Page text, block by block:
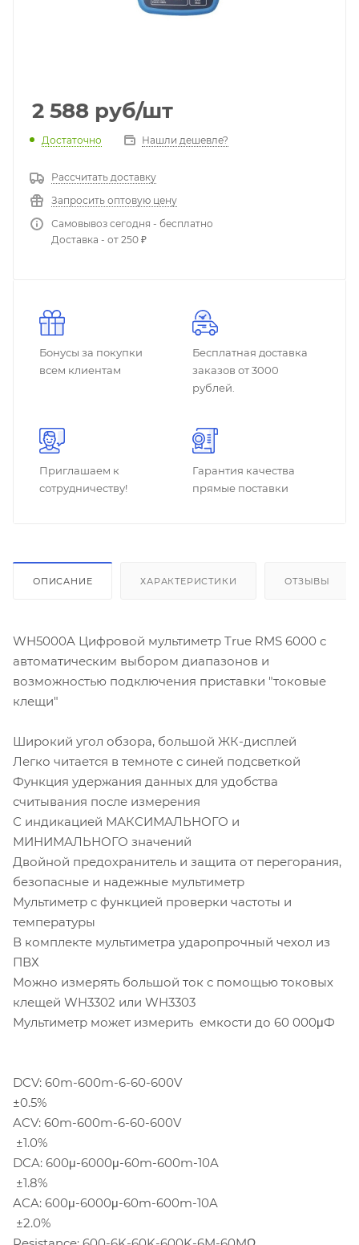
2 588 руб/шт
Достаточно Нашли дешевле?
Рассчитать доставку
Запросить оптовую цену
Самовывоз сегодня - бесплатно
Доставка - от 250 ₽
Бонусы за покупки
всем клиентам
Бесплатная доставка
заказов от 3000
рублей.
Приглашаем к
сотрудничеству!
Гарантия качества
прямые поставки
ОПИСАНИЕ ХАРАКТЕРИСТИКИ ОТЗЫВЫ
WH5000A Цифровой мультиметр True RMS 6000 с
автоматическим выбором диапазонов и
возможностью подключения приставки "токовые
клещи"
Широкий угол обзора, большой ЖК-дисплей
Легко читается в темноте с синей подсветкой
Функция удержания данных для удобства
считывания после измерения
С индикацией МАКСИМАЛЬНОГО и
МИНИМАЛЬНОГО значений
Двойной предохранитель и защита от перегорания,
безопасные и надежные мультиметр
Мультиметр с функцией проверки частоты и
температуры
В комплекте мультиметра ударопрочный чехол из
ПВХ
Можно измерять большой ток с помощью токовых
клещей WH3302 или WH3303
Мультиметр может измерить емкости до 60 000μФ
DCV: 60m-600m-6-60-600V
±0.5%
ACV: 60m-600m-6-60-600V
±1.0%
DCA: 600μ-6000μ-60m-600m-10A
±1.8%
ACA: 600μ-6000μ-60m-600m-10A
±2.0%